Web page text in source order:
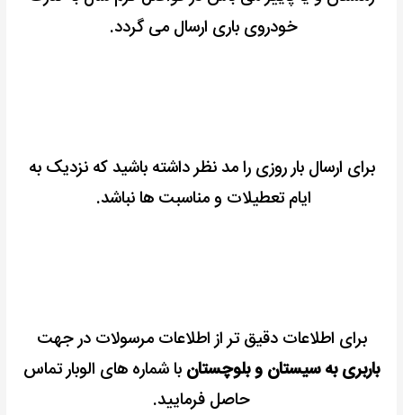
خودروی باری ارسال می گردد.
برای ارسال بار روزی را مد نظر داشته باشید که نزدیک به
ایام تعطیلات و مناسبت ها نباشد.
برای اطلاعات دقیق تر از اطلاعات مرسولات در جهت
باربری به سیستان و بلوچستان با شماره های الوبار تماس
حاصل فرمایید.